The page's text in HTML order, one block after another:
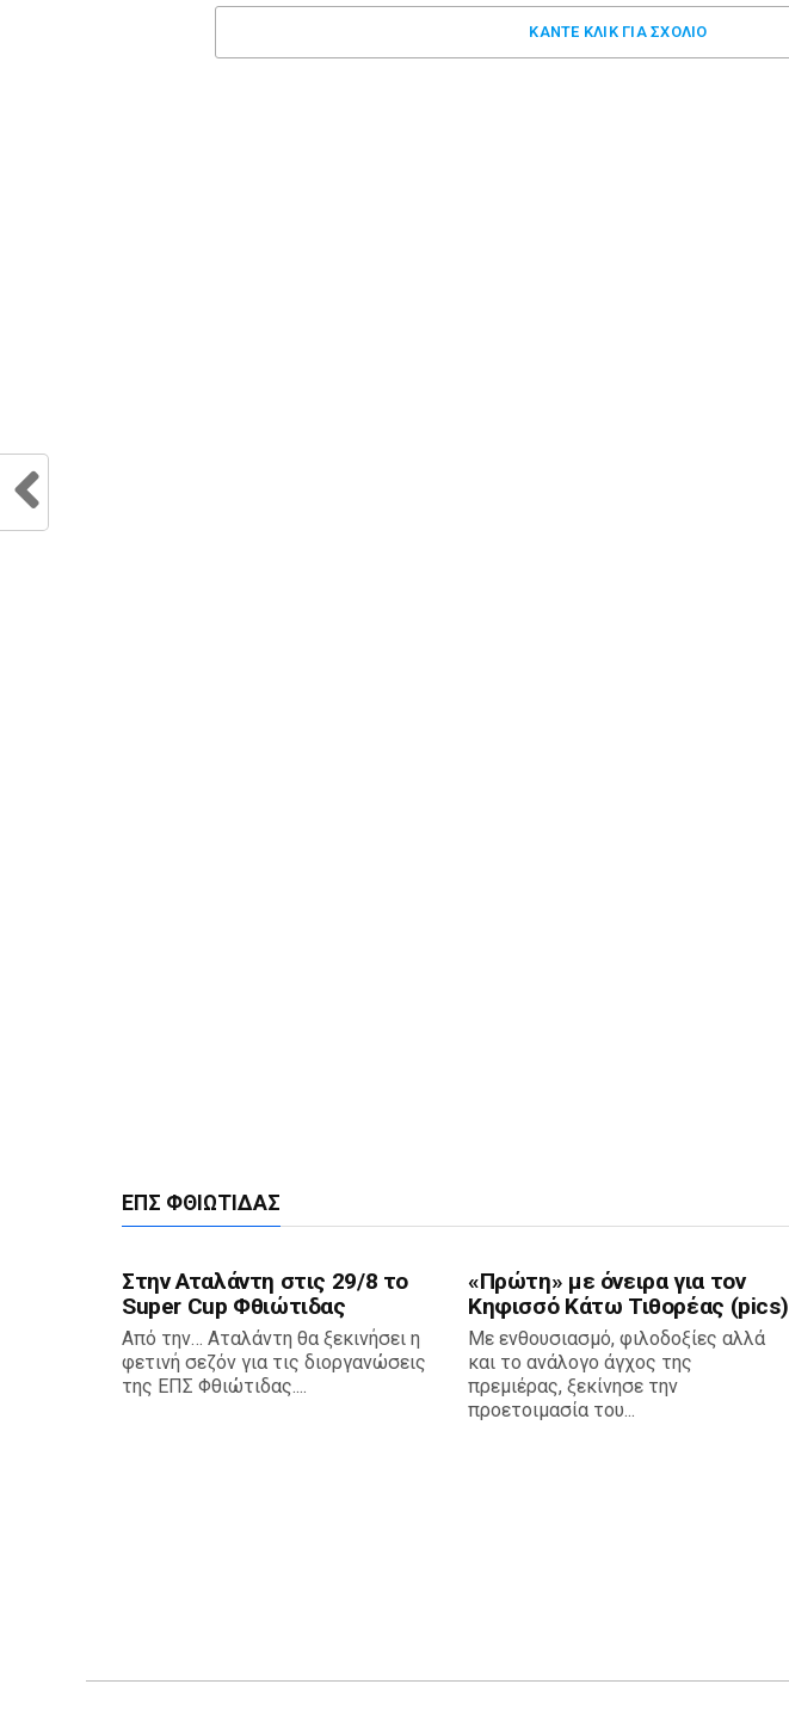
ΚΑΝΤΕ ΚΛΊΚ ΓΙΑ ΣΧΌΛΙΟ
ΕΠΣ ΦΘΙΏΤΙΔΑΣ
Στην Αταλάντη στις 29/8 το
Super Cup Φθιώτιδας
Από την… Αταλάντη θα ξεκινήσει η
φετινή σεζόν για τις διοργανώσεις
της ΕΠΣ Φθιώτιδας....
«Πρώτη» με όνειρα για τον
Κηφισσό Κάτω Τιθορέας (pics)
Με ενθουσιασμό, φιλοδοξίες αλλά
και το ανάλογο άγχος της
πρεμιέρας, ξεκίνησε την
προετοιμασία του...